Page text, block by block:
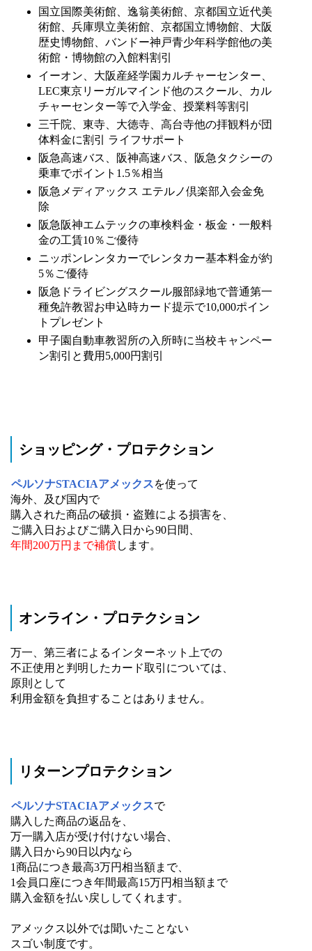
国立国際美術館、逸翁美術館、京都国立近代美
術館、兵庫県立美術館、京都国立博物館、大阪
歴史博物館、バンドー神戸青少年科学館他の美
術館・博物館の入館料割引
イーオン、大阪産経学園カルチャーセンター、
LEC東京リーガルマインド他のスクール、カル
チャーセンター等で入学金、授業料等割引
三千院、東寺、大徳寺、高台寺他の拝観料が団
体料金に割引 ライフサポート
阪急高速バス、阪神高速バス、阪急タクシーの
乗車でポイント1.5％相当
阪急メディアックス エテルノ倶楽部入会金免
除
阪急阪神エムテックの車検料金・板金・一般料
金の工賃10％ご優待
ニッポンレンタカーでレンタカー基本料金が約
5％ご優待
阪急ドライビングスクール服部緑地で普通第一
種免許教習お申込時カード提示で10,000ポイン
トプレゼント
甲子園自動車教習所の入所時に当校キャンペー
ン割引と費用5,000円割引
ショッピング・プロテクション
ペルソナSTACIAアメックスを使って
海外、及び国内で
購入された商品の破損・盗難による損害を、
ご購入日およびご購入日から90日間、
年間200万円まで補償します。
オンライン・プロテクション
万一、第三者によるインターネット上での
不正使用と判明したカード取引については、
原則として
利用金額を負担することはありません。
リターンプロテクション
ペルソナSTACIAアメックスで
購入した商品の返品を、
万一購入店が受け付けない場合、
購入日から90日以内なら
1商品につき最高3万円相当額まで、
1会員口座につき年間最高15万円相当額まで
購入金額を払い戻ししてくれます。
アメックス以外では聞いたことない
スゴい制度です。